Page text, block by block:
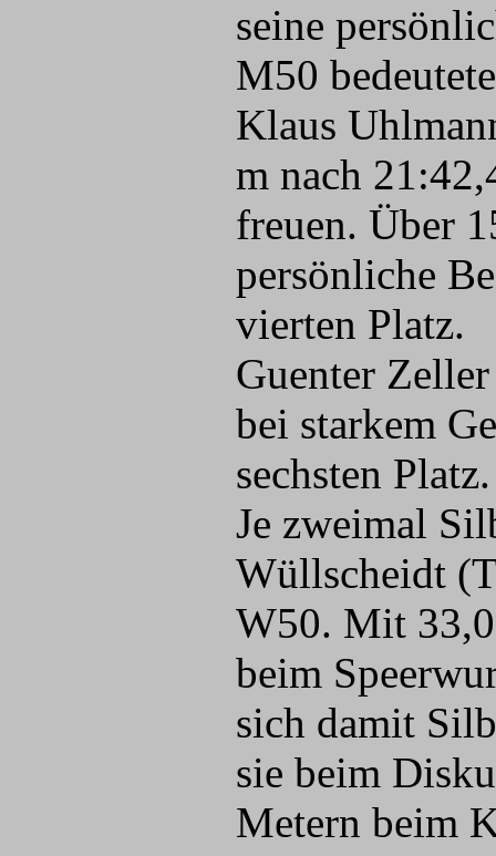
seine
M50
Klaus
m nach
freuen. Über
persönliche
vierten Platz.
Guenter
bei starkem
sechsten Platz.
Je zweimal
Wüllscheidt
W50. Mit
beim
sich damit
sie beim
Metern beim